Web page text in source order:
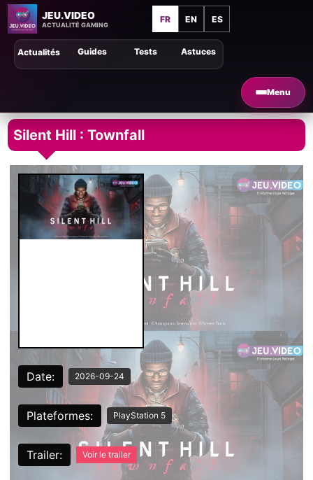
JEU.VIDEO
ACTUALITÉ GAMING
FR EN ES
Menu
Astuces
Guides Tests
Actualités
Silent Hill : Townfall
Date: 2026-09-24
Plateformes: PlayStation 5
Trailer: Voir le trailer